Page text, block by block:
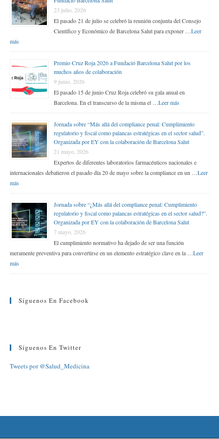
23 julio, 2026
El pasado 21 de julio se celebró la reunión conjunta del Consejo
Científico y Económico de Barcelona Salut para exponer …Leer
más
Premio Cruz Roja 2026 a Fundació Barcelona Salut por los
muchos años de colaboración
9 junio, 2026
El pasado 15 de junio Cruz Roja celebró su gala anual en
Barcelona. En el transcurso de la misma el …Leer más
Jornada sobre “Más allá del compliance penal: Cumplimiento
regulatorio y fiscal como palancas estratégicas en el sector salud”.
Organizada por EY con la colaboración de Barcelona Salut
21 mayo, 2026
Expertos de diferentes laboratorios farmacéuticos nacionales e
internacionales debatieron el pasado día 20 de mayo sobre la compliance en un …Leer
más
Jornada sobre “¿Más allá del compliance penal: Cumplimiento
regulatorio y fiscal como palancas estratégicas en el sector salud?”.
Organizada por EY con la colaboración de Barcelona Salut
7 mayo, 2026
El cumplimiento normativo ha dejado de ser una función
meramente preventiva para convertirse en un elemento estratégico clave en la …Leer
más
Síguenos En Facebook
Síguenos En Twitter
Tweets por @Salud_Medicina